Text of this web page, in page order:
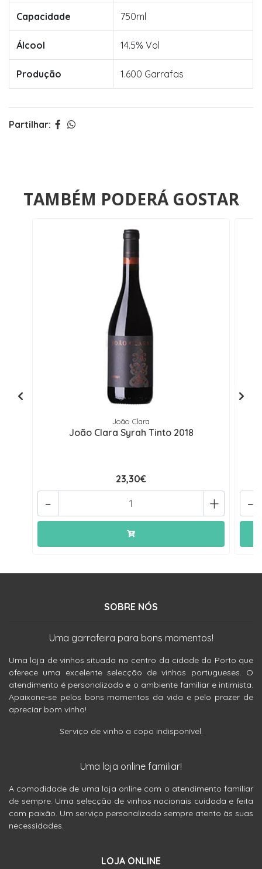
Capacidade 750ml
Álcool 14.5% Vol
Produção 1.600 Garrafas
Partilhar:
TAMBÉM PODERÁ GOSTAR
João Clara
João Clara Syrah Tinto 2018
23,30€
+
- -
SOBRE NÓS
Uma garrafeira para bons momentos!
Uma loja de vinhos situada no centro da cidade do Porto que
oferece uma excelente selecção de vinhos portugueses. O
atendimento é personalizado e o ambiente familiar e intimista.
Apaixone-se pelos bons momentos da vida e pelo prazer de
apreciar bom vinho!
Serviço de vinho a copo indisponível.
Uma loja online familiar!
A comodidade de uma loja online com o atendimento familiar
de sempre. Uma selecção de vinhos nacionais cuidada e feita
com paixão. Um serviço personalizado sempre atento às suas
necessidades.
LOJA ONLINE